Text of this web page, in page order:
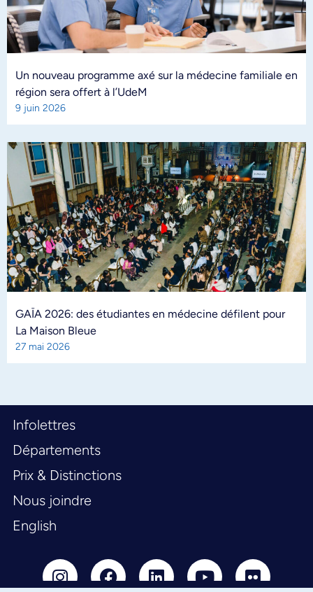
Un nouveau programme axé sur la médecine familiale en
région sera offert à l’UdeM
9 juin 2026
GAÏA 2026: des étudiantes en médecine défilent pour
La Maison Bleue
27 mai 2026
Infolettres
Départements
Prix & Distinctions
Nous joindre
English